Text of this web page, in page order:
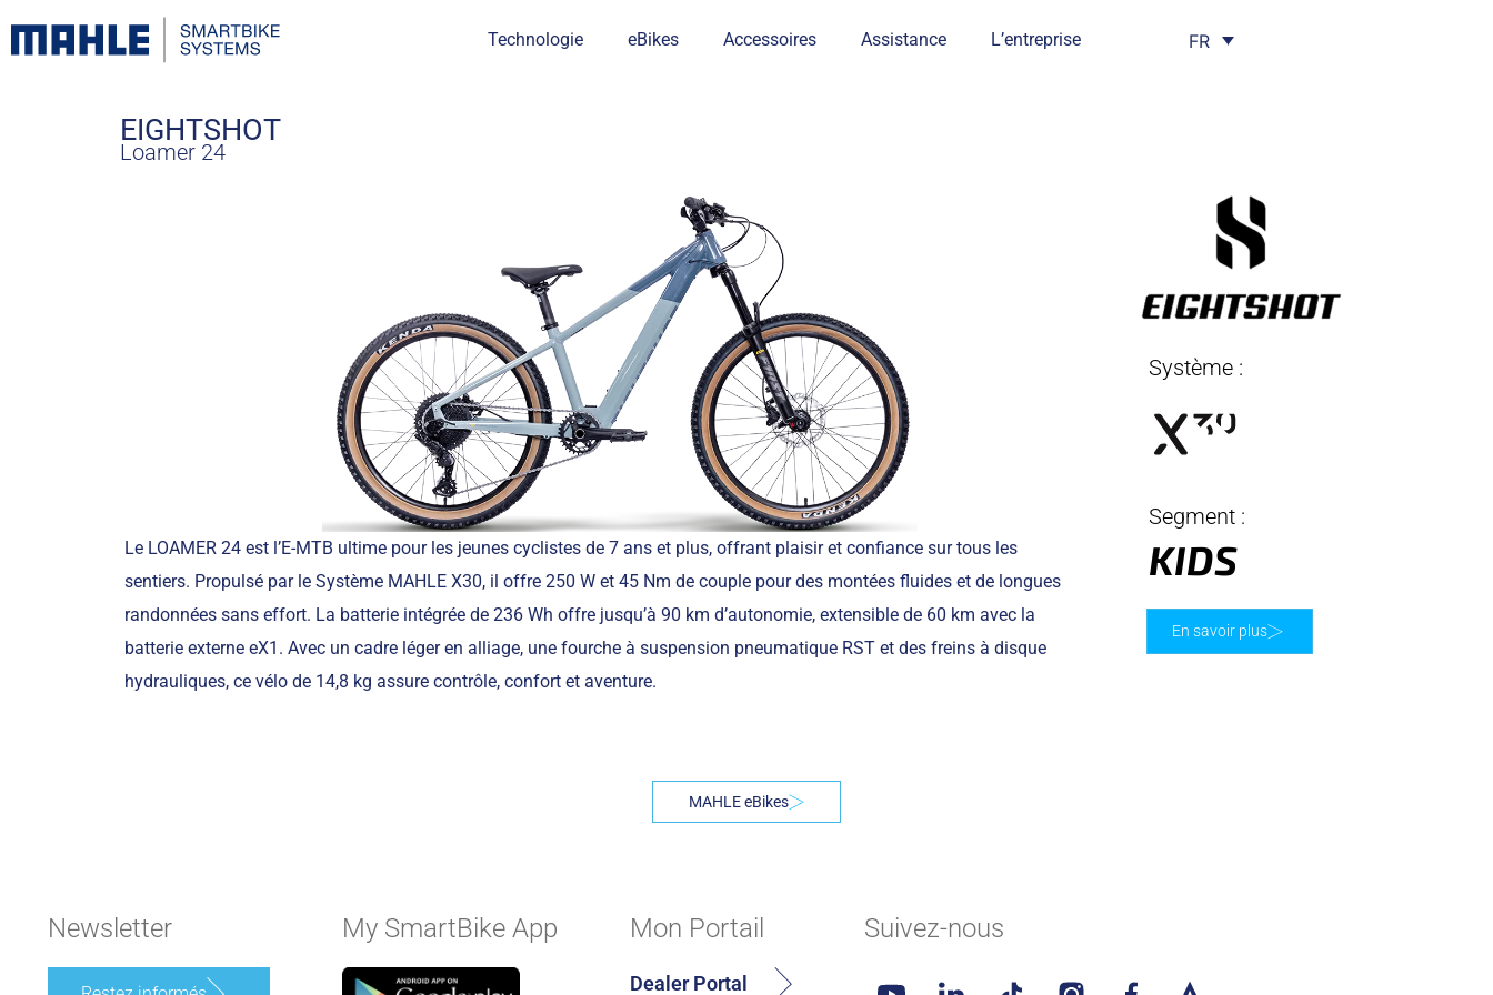
Technologie eBikes Accessoires Assistance L’entreprise FR
EIGHTSHOT
Loamer 24
Le LOAMER 24 est l’E-MTB ultime pour les jeunes cyclistes de 7 ans et plus, offrant plaisir et confiance sur tous les
sentiers. Propulsé par le Système MAHLE X30, il offre 250 W et 45 Nm de couple pour des montées fluides et de longues
randonnées sans effort. La batterie intégrée de 236 Wh offre jusqu’à 90 km d’autonomie, extensible de 60 km avec la
batterie externe eX1. Avec un cadre léger en alliage, une fourche à suspension pneumatique RST et des freins à disque
hydrauliques, ce vélo de 14,8 kg assure contrôle, confort et aventure.
Système :
Segment :
KIDS
En savoir plus
MAHLE eBikes
Newsletter My SmartBike App Mon Portail
Dealer Portal
Suivez-nous